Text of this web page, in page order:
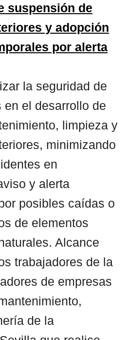
suspensión de
y adopción
por alerta
la seguridad de
en el desarrollo de
limpieza y
minimizando
en
y alerta
posibles caídas o
de elementos
Alcance
trabajadores de la
de empresas
de la